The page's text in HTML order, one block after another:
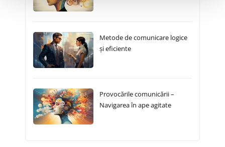
Metode de comunicare logice
și eficiente
Provocările comunicării –
Navigarea în ape agitate